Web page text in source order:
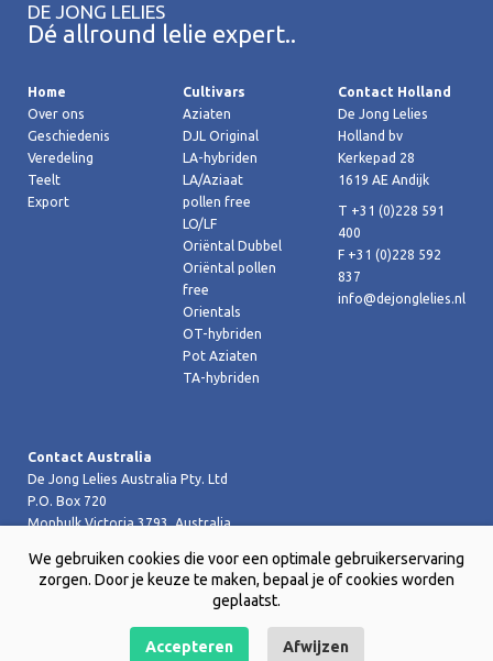
DE JONG LELIES
Dé allround lelie expert..
Home
Over ons
Geschiedenis
Veredeling
Teelt
Export
Cultivars
Aziaten
DJL Original
LA-hybriden
LA/Aziaat
pollen free
LO/LF
Oriëntal Dubbel
Oriëntal pollen
free
Orientals
OT-hybriden
Pot Aziaten
TA-hybriden
Contact Holland
De Jong Lelies
Holland bv
Kerkepad 28
1619 AE Andijk
T +31 (0)228 591
400
F +31 (0)228 592
837
info@dejonglelies.nl
Contact Australia
De Jong Lelies Australia Pty. Ltd
P.O. Box 720
Monbulk Victoria 3793, Australia
T +61 (0)359 619 188
F +61 (0)359 619 199 joost@dejongleliesaustralia.com.au
Copyright © 2026 De Jong Lelies Holland bv |Website door Creative
We gebruiken cookies die voor een optimale gebruikerservaring
zorgen. Door je keuze te maken, bepaal je of cookies worden
geplaatst.
Accepteren Afwijzen